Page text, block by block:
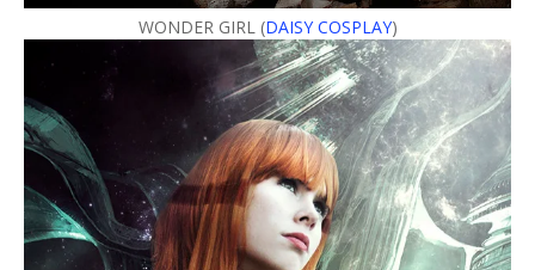
WONDER GIRL (DAISY COSPLAY)